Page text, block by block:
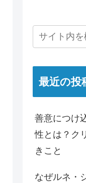
最近の投
善意につけ
性とは？ク
きこと
なぜルネ・